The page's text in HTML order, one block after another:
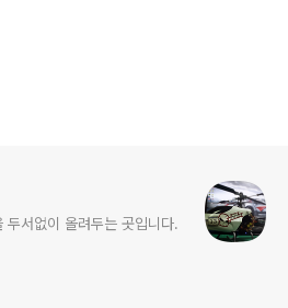
두서없이 올려두는 곳입니다.